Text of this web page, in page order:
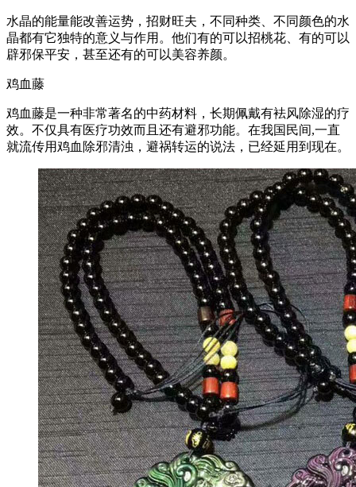
水晶的能量能改善运势，招财旺夫，不同种类、不同颜色的水
晶都有它独特的意义与作用。他们有的可以招桃花、有的可以
辟邪保平安，甚至还有的可以美容养颜。
鸡血藤
鸡血藤是一种非常著名的中药材料，长期佩戴有袪风除湿的疗
效。不仅具有医疗功效而且还有避邪功能。在我国民间,一直
就流传用鸡血除邪清浊，避祸转运的说法，已经延用到现在。